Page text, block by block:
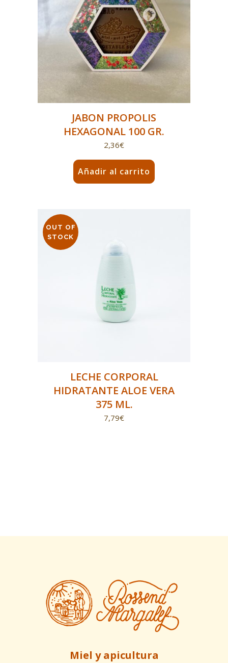
JABON PROPOLIS
HEXAGONAL 100 GR.
2,36€
Añadir al carrito
LECHE CORPORAL
HIDRATANTE ALOE VERA
375 ML.
7,79€
OUT OF
STOCK
Miel y apicultura